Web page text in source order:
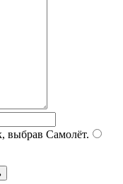
выбрав Самолёт.